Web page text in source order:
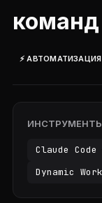
команд
⚡ АВТОМАТИЗАЦИЯ
Claude
Dynamic